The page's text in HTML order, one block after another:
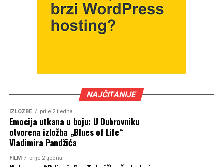
NAJČITANIJE
IZLOŽBE prije 2 tjedna
Emocija utkana u boju: U Dubrovniku
otvorena izložba „Blues of Life“
Vladimira Pandžića
FILM prije 2 tjedna